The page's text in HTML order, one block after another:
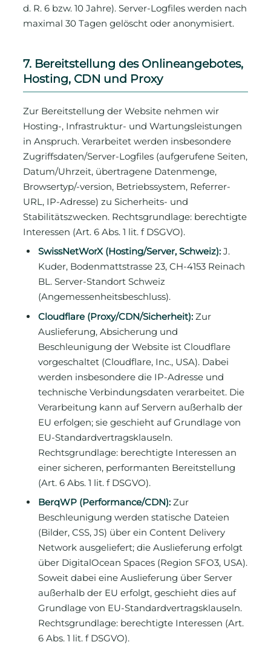
d. R. 6 bzw. 10 Jahre). Server-Logfiles werden nach
maximal 30 Tagen gelöscht oder anonymisiert.
7. Bereitstellung des Onlineangebotes,
Hosting, CDN und Proxy
Zur Bereitstellung der Website nehmen wir
Hosting-, Infrastruktur- und Wartungsleistungen
in Anspruch. Verarbeitet werden insbesondere
Zugriffsdaten/Server-Logfiles (aufgerufene Seiten,
Datum/Uhrzeit, übertragene Datenmenge,
Browsertyp/-version, Betriebssystem, Referrer-
URL, IP-Adresse) zu Sicherheits- und
Stabilitätszwecken. Rechtsgrundlage: berechtigte
Interessen (Art. 6 Abs. 1 lit. f DSGVO).
SwissNetWorX (Hosting/Server, Schweiz): J.
Kuder, Bodenmattstrasse 23, CH-4153 Reinach
BL. Server-Standort Schweiz
(Angemessenheitsbeschluss).
Cloudflare (Proxy/CDN/Sicherheit): Zur
Auslieferung, Absicherung und
Beschleunigung der Website ist Cloudflare
vorgeschaltet (Cloudflare, Inc., USA). Dabei
werden insbesondere die IP-Adresse und
technische Verbindungsdaten verarbeitet. Die
Verarbeitung kann auf Servern außerhalb der
EU erfolgen; sie geschieht auf Grundlage von
EU-Standardvertragsklauseln.
Rechtsgrundlage: berechtigte Interessen an
einer sicheren, performanten Bereitstellung
(Art. 6 Abs. 1 lit. f DSGVO).
BerqWP (Performance/CDN): Zur
Beschleunigung werden statische Dateien
(Bilder, CSS, JS) über ein Content Delivery
Network ausgeliefert; die Auslieferung erfolgt
über DigitalOcean Spaces (Region SFO3, USA).
Soweit dabei eine Auslieferung über Server
außerhalb der EU erfolgt, geschieht dies auf
Grundlage von EU-Standardvertragsklauseln.
Rechtsgrundlage: berechtigte Interessen (Art.
6 Abs. 1 lit. f DSGVO).